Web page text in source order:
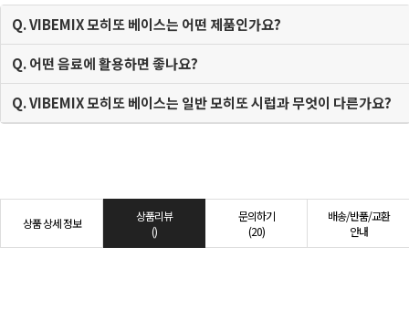
Q. VIBEMIX 모히또 베이스는 어떤 제품인가요?
Q. 어떤 음료에 활용하면 좋나요?
Q. VIBEMIX 모히또 베이스는 일반 모히또 시럽과 무엇이 다른가요?
상품 상세 정보
상품리뷰
()
문의하기
(20)
배송/반품/교환
안내